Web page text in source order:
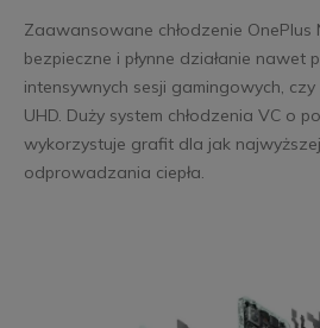
Zaawansowane chłodzenie
bezpieczne i płynne działanie nawet
intensywnych sesji gamingowych,
UHD. Duży system chłodzenia VC o
wykorzystuje grafit dla jak
odprowadzania ciepła.